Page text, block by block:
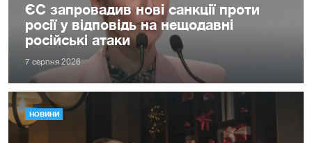
ЄС запровадив нові санкції проти
росії у відповідь на нещодавні
російські атаки
7 серпня 2026
НОВИНИ